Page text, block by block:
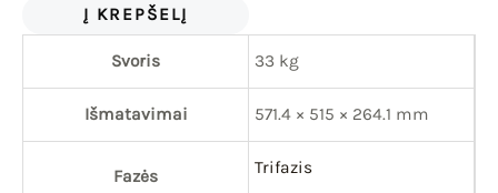
Į KREPŠELĮ
Svoris 33 kg
Išmatavimai 571.4 × 515 × 264.1 mm
Fazės Trifazis